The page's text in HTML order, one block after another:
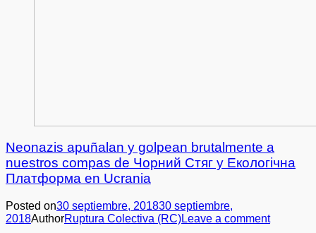
Neonazis apuñalan y golpean brutalmente a
nuestros compas de Чорний Стяг y Екологічна
Платформа en Ucrania
Posted on30 septiembre, 201830 septiembre,
2018AuthorRuptura Colectiva (RC)Leave a comment